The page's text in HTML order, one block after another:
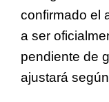
confirmado el
a ser
pendiente de
ajustará